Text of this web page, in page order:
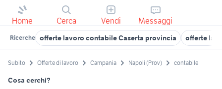
Home Cerca Vendi Messaggi
Ricerche offerte lavoro contabile Caserta provincia offerte
Subito Offerte di lavoro Campania Napoli (Prov) contabile
Cosa cerchi?